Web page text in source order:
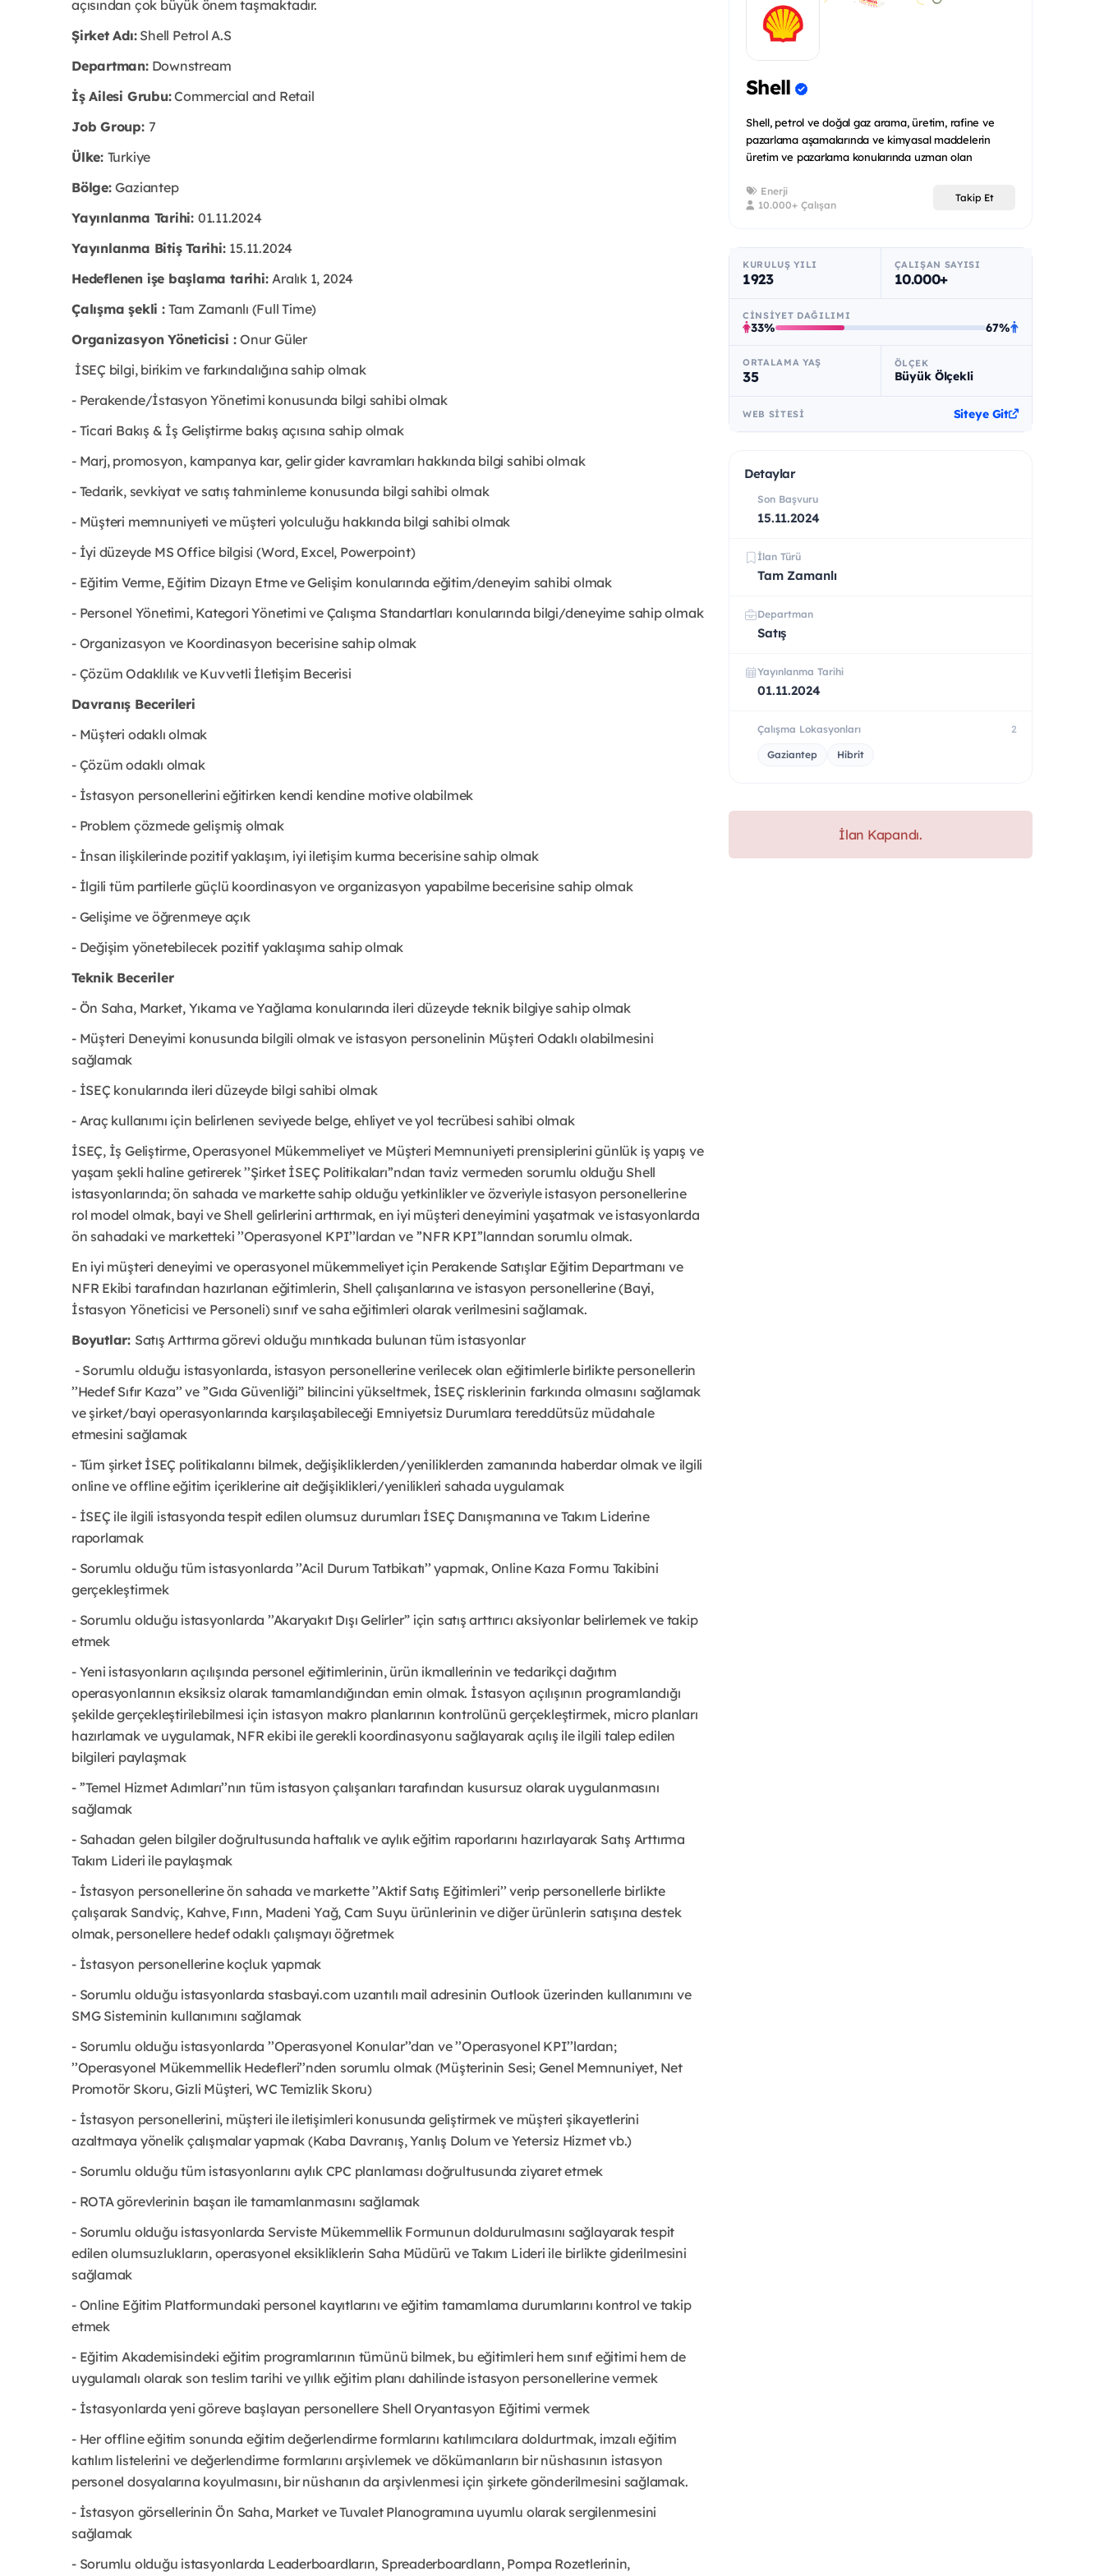
açısından çok büyük önem taşmaktadır.
Şirket Adı:Shell Petrol A.S
Departman:Downstream
İş Ailesi Grubu:Commercial and Retail
Job Group: 7
Ülke: Turkiye
Bölge:Gaziantep
Yayınlanma Tarihi: 01.11.2024
Yayınlanma Bitiş Tarihi: 15.11.2024
Hedeflenen işe başlama tarihi:Aralık 1, 2024
Çalışma şekli :Tam Zamanlı (Full Time)
Organizasyon Yöneticisi :Onur Güler
İSEÇ bilgi, birikim ve farkındalığına sahip olmak
- Perakende/İstasyon Yönetimi konusunda bilgi sahibi olmak
- Ticari Bakış & İş Geliştirme bakış açısına sahip olmak
- Marj, promosyon, kampanya kar, gelir gider kavramları hakkında bilgi sahibi olmak
- Tedarik, sevkiyat ve satış tahminleme konusunda bilgi sahibi olmak
- Müşteri memnuniyeti ve müşteri yolculuğu hakkında bilgi sahibi olmak
- İyi düzeyde MS Office bilgisi (Word, Excel, Powerpoint)
- Eğitim Verme, Eğitim Dizayn Etme ve Gelişim konularında eğitim/deneyim sahibi olmak
- Personel Yönetimi, Kategori Yönetimi ve Çalışma Standartları konularında bilgi/deneyime sahip olmak
- Organizasyon ve Koordinasyon becerisine sahip olmak
- Çözüm Odaklılık ve Kuvvetli İletişim Becerisi
Davranış Becerileri
- Müşteri odaklı olmak
- Çözüm odaklı olmak
- İstasyon personellerini eğitirken kendi kendine motive olabilmek
- Problem çözmede gelişmiş olmak
- İnsan ilişkilerinde pozitif yaklaşım, iyi iletişim kurma becerisine sahip olmak
- İlgili tüm partilerle güçlü koordinasyon ve organizasyon yapabilme becerisine sahip olmak
- Gelişime ve öğrenmeye açık
- Değişim yönetebilecek pozitif yaklaşıma sahip olmak
Teknik Beceriler
- Ön Saha, Market, Yıkama ve Yağlama konularında ileri düzeyde teknik bilgiye sahip olmak
- Müşteri Deneyimi konusunda bilgili olmak ve istasyon personelinin Müşteri Odaklı olabilmesini
sağlamak
- İSEÇ konularında ileri düzeyde bilgi sahibi olmak
- Araç kullanımı için belirlenen seviyede belge, ehliyet ve yol tecrübesi sahibi olmak
İSEÇ, İş Geliştirme, Operasyonel Mükemmeliyet ve Müşteri Memnuniyeti prensiplerini günlük iş yapış ve
yaşam şekli haline getirerek ’’Şirket İSEÇ Politikaları’’ndan taviz vermeden sorumlu olduğu Shell
istasyonlarında; ön sahada ve markette sahip olduğu yetkinlikler ve özveriyle istasyon personellerine
rol model olmak, bayi ve Shell gelirlerini arttırmak, en iyi müşteri deneyimini yaşatmak ve istasyonlarda
ön sahadaki ve marketteki ’’Operasyonel KPI’’lardan ve ’’NFR KPI’’larından sorumlu olmak.
En iyi müşteri deneyimi ve operasyonel mükemmeliyet için Perakende Satışlar Eğitim Departmanı ve
NFR Ekibi tarafından hazırlanan eğitimlerin, Shell çalışanlarına ve istasyon personellerine (Bayi,
İstasyon Yöneticisi ve Personeli) sınıf ve saha eğitimleri olarak verilmesini sağlamak.
Boyutlar: Satış Arttırma görevi olduğu mıntıkada bulunan tüm istasyonlar
- Sorumlu olduğu istasyonlarda, istasyon personellerine verilecek olan eğitimlerle birlikte personellerin
’’Hedef Sıfır Kaza’’ ve ’’Gıda Güvenliği” bilincini yükseltmek, İSEÇ risklerinin farkında olmasını sağlamak
ve şirket/bayi operasyonlarında karşılaşabileceği Emniyetsiz Durumlara tereddütsüz müdahale
etmesini sağlamak
- Tüm şirket İSEÇ politikalarını bilmek, değişikliklerden/yeniliklerden zamanında haberdar olmak ve ilgili
online ve offline eğitim içeriklerine ait değişiklikleri/yenilikleri sahada uygulamak
- İSEÇ ile ilgili istasyonda tespit edilen olumsuz durumları İSEÇ Danışmanına ve Takım Liderine
raporlamak
- Sorumlu olduğu tüm istasyonlarda ’’Acil Durum Tatbikatı’’ yapmak, Online Kaza Formu Takibini
gerçekleştirmek
- Sorumlu olduğu istasyonlarda ’’Akaryakıt Dışı Gelirler” için satış arttırıcı aksiyonlar belirlemek ve takip
etmek
- Yeni istasyonların açılışında personel eğitimlerinin, ürün ikmallerinin ve tedarikçi dağıtım
operasyonlarının eksiksiz olarak tamamlandığından emin olmak. İstasyon açılışının programlandığı
şekilde gerçekleştirilebilmesi için istasyon makro planlarının kontrolünü gerçekleştirmek, micro planları
hazırlamak ve uygulamak, NFR ekibi ile gerekli koordinasyonu sağlayarak açılış ile ilgili talep edilen
bilgileri paylaşmak
- ’’Temel Hizmet Adımları’’nın tüm istasyon çalışanları tarafından kusursuz olarak uygulanmasını
sağlamak
- Sahadan gelen bilgiler doğrultusunda haftalık ve aylık eğitim raporlarını hazırlayarak Satış Arttırma
Takım Lideri ile paylaşmak
- İstasyon personellerine ön sahada ve markette ’’Aktif Satış Eğitimleri’’ verip personellerle birlikte
çalışarak Sandviç, Kahve, Fırın, Madeni Yağ, Cam Suyu ürünlerinin ve diğer ürünlerin satışına destek
olmak, personellere hedef odaklı çalışmayı öğretmek
- İstasyon personellerine koçluk yapmak
- Sorumlu olduğu istasyonlarda stasbayi.com uzantılı mail adresinin Outlook üzerinden kullanımını ve
SMG Sisteminin kullanımını sağlamak
- Sorumlu olduğu istasyonlarda ’’Operasyonel Konular’’dan ve ’’Operasyonel KPI’’lardan;
’’Operasyonel Mükemmellik Hedefleri’’nden sorumlu olmak (Müşterinin Sesi; Genel Memnuniyet, Net
Promotör Skoru, Gizli Müşteri, WC Temizlik Skoru)
- İstasyon personellerini, müşteri ile iletişimleri konusunda geliştirmek ve müşteri şikayetlerini
azaltmaya yönelik çalışmalar yapmak (Kaba Davranış, Yanlış Dolum ve Yetersiz Hizmet vb.)
- Sorumlu olduğu tüm istasyonlarını aylık CPC planlaması doğrultusunda ziyaret etmek
- ROTA görevlerinin başarı ile tamamlanmasını sağlamak
- Sorumlu olduğu istasyonlarda Serviste Mükemmellik Formunun doldurulmasını sağlayarak tespit
edilen olumsuzlukların, operasyonel eksikliklerin Saha Müdürü ve Takım Lideri ile birlikte giderilmesini
sağlamak
- Online Eğitim Platformundaki personel kayıtlarını ve eğitim tamamlama durumlarını kontrol ve takip
etmek
- Eğitim Akademisindeki eğitim programlarının tümünü bilmek, bu eğitimleri hem sınıf eğitimi hem de
uygulamalı olarak son teslim tarihi ve yıllık eğitim planı dahilinde istasyon personellerine vermek
- İstasyonlarda yeni göreve başlayan personellere Shell Oryantasyon Eğitimi vermek
- Her offline eğitim sonunda eğitim değerlendirme formlarını katılımcılara doldurtmak, imzalı eğitim
katılım listelerini ve değerlendirme formlarını arşivlemek ve dökümanların bir nüshasının istasyon
personel dosyalarına koyulmasını, bir nüshanın da arşivlenmesi için şirkete gönderilmesini sağlamak.
- İstasyon görsellerinin Ön Saha, Market ve Tuvalet Planogramına uyumlu olarak sergilenmesini
sağlamak
- Sorumlu olduğu istasyonlarda Leaderboardların, Spreaderboardların, Pompa Rozetlerinin,
Shell
Shell, petrol ve doğal gaz arama, üretim, rafine ve
pazarlama aşamalarında ve kimyasal maddelerin
üretim ve pazarlama konularında uzman olan
Enerji
10.000+ Çalışan
Takip Et
KURULUŞ YILI
1923
ÇALIŞAN SAYISI
10.000+
CINSIYET DAĞILIMI
33% 67%
ORTALAMA YAŞ
35
ÖLÇEK
Büyük Ölçekli
WEB SITESI Siteye Git
Detaylar
Son Başvuru
15.11.2024
İlan Türü
Tam Zamanlı
Departman
Satış
Yayınlanma Tarihi
01.11.2024
Çalışma Lokasyonları 2
Gaziantep Hibrit
İlan Kapandı.